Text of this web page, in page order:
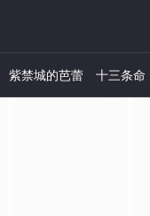
紫禁城的芭蕾 十三条命